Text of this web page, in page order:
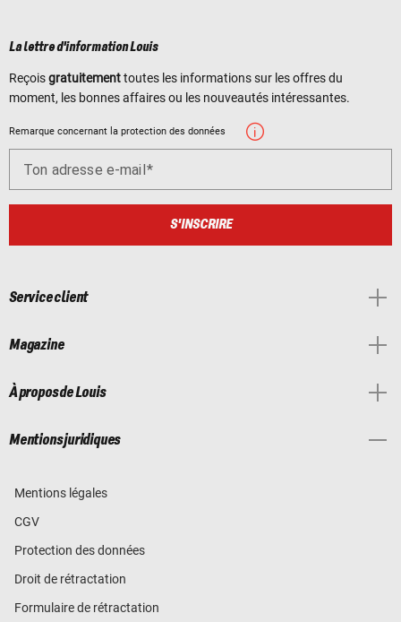
La lettre d'information Louis
Reçoisgratuitementtoutes les informations sur les offres du
moment, les bonnes affaires ou les nouveautés intéressantes.
Remarque concernant la protection des données
Ton adresse e-mail
S'INSCRIRE
Service client
Magazine
À propos de Louis
Mentions juridiques
Mentions légales
CGV
Protection des données
Droit de rétractation
Formulaire de rétractation